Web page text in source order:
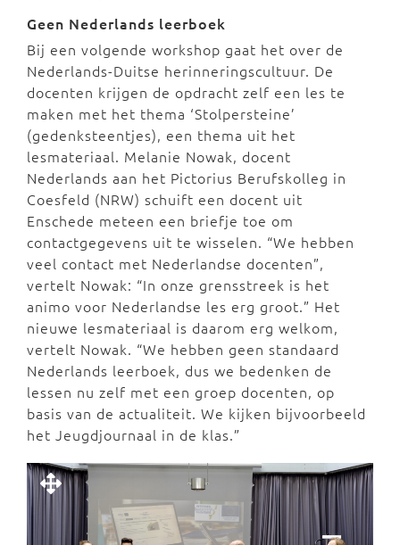
Geen Nederlands leerboek
Bij een volgende workshop gaat het over de
Nederlands-Duitse herinneringscultuur. De
docenten krijgen de opdracht zelf een les te
maken met het thema ‘Stolpersteine’
(gedenksteentjes), een thema uit het
lesmateriaal. Melanie Nowak, docent
Nederlands aan het Pictorius Berufskolleg in
Coesfeld (NRW) schuift een docent uit
Enschede meteen een briefje toe om
contactgegevens uit te wisselen. “We hebben
veel contact met Nederlandse docenten”,
vertelt Nowak: “In onze grensstreek is het
animo voor Nederlandse les erg groot.” Het
nieuwe lesmateriaal is daarom erg welkom,
vertelt Nowak. “We hebben geen standaard
Nederlands leerboek, dus we bedenken de
lessen nu zelf met een groep docenten, op
basis van de actualiteit. We kijken bijvoorbeeld
het Jeugdjournaal in de klas.”